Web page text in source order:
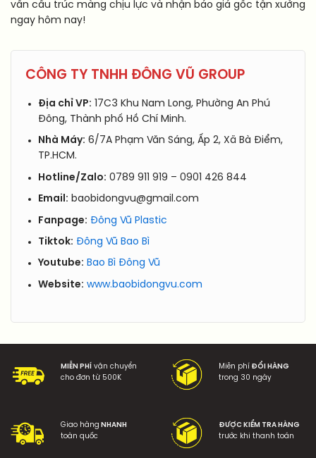
vấn cấu trúc màng chịu lực và nhận báo giá gốc tận xưởng
ngay hôm nay!
CÔNG TY TNHH ĐÔNG VŨ GROUP
Địa chỉ VP: 17C3 Khu Nam Long, Phường An Phú
Đông, Thành phố Hồ Chí Minh.
Nhà Máy: 6/7A Phạm Văn Sáng, Ấp 2, Xã Bà Điểm,
TP.HCM.
Hotline/Zalo: 0789 911 919 – 0901 426 844
Email: baobidongvu@gmail.com
Fanpage: Đông Vũ Plastic
Tiktok: Đông Vũ Bao Bì
Youtube: Bao Bì Đông Vũ
Website: www.baobidongvu.com
MIỄN PHÍ vận chuyển
cho đơn từ 500K
Miễn phí ĐỔI HÀNG
trong 30 ngày
Giao hàng NHANH
toàn quốc
ĐƯỢC KIỂM TRA HÀNG
trước khi thanh toán